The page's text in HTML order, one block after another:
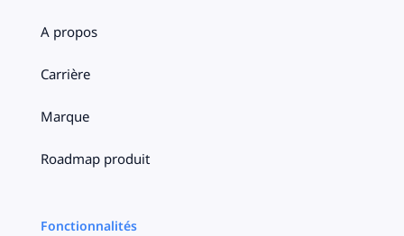
A propos
Carrière
Marque
Roadmap produit
Fonctionnalités